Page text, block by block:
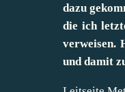
dazu
die ich
verweisen.
und damit